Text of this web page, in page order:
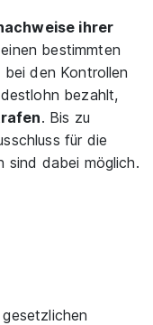
ihrer
bestimmten
den Kontrollen
bezahlt,
. Bis zu
für die
sind dabei möglich.